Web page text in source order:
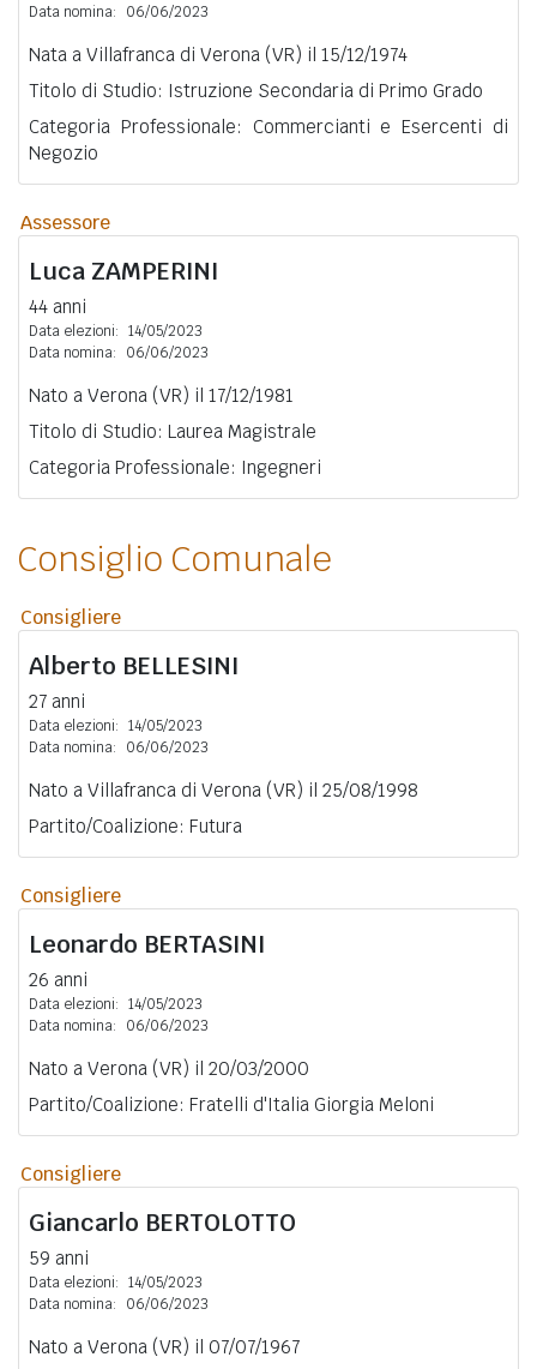
Data nomina: 06/06/2023
Nata a Villafranca di Verona (VR) il 15/12/1974
Titolo di Studio: Istruzione Secondaria di Primo Grado
Categoria Professionale: Commercianti e Esercenti di
Negozio
Assessore
Luca ZAMPERINI
44 anni
Data elezioni: 14/05/2023
Data nomina:
06/06/2023
Nato a Verona (VR) il 17/12/1981
Titolo di Studio: Laurea Magistrale
Categoria Professionale: Ingegneri
Consiglio Comunale
Consigliere
Alberto BELLESINI
27 anni
Data elezioni: 14/05/2023
Data nomina:
06/06/2023
Nato a Villafranca di Verona (VR) il 25/08/1998
Partito/Coalizione: Futura
Consigliere
Leonardo BERTASINI
26 anni
Data elezioni: 14/05/2023
Data nomina:
06/06/2023
Nato a Verona (VR) il 20/03/2000
Partito/Coalizione: Fratelli d'Italia Giorgia Meloni
Consigliere
Giancarlo BERTOLOTTO
59 anni
Data elezioni: 14/05/2023
Data nomina:
06/06/2023
Nato a Verona (VR) il 07/07/1967